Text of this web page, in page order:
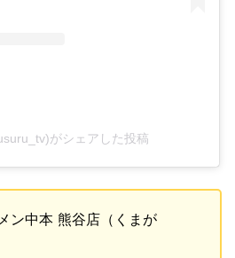
がシェアした投稿
ン中本 熊谷店（くまが